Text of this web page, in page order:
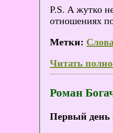
P.S. А жутко
отношениях
Метки: Слова
Читать
Роман
Первый день